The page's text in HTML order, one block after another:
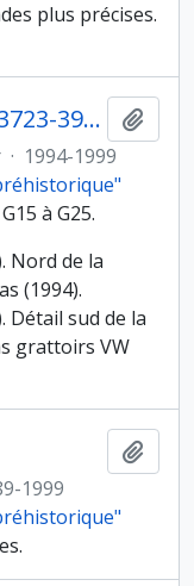
plus précises.
Section 34-43 (diapositives 3723-3978).
· 1994-1999
à G25.
Nord de la
(1994).
Détail sud de la
grattoirs VW
1999